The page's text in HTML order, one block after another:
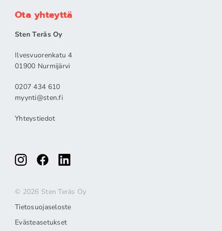
Ota yhteyttä
Sten Teräs Oy
Ilvesvuorenkatu 4
01900 Nurmijärvi
0207 434 610
myynti@sten.fi
Yhteystiedot
© 2026 Sten Teräs Oy
Tietosuojaseloste
Evästeasetukset